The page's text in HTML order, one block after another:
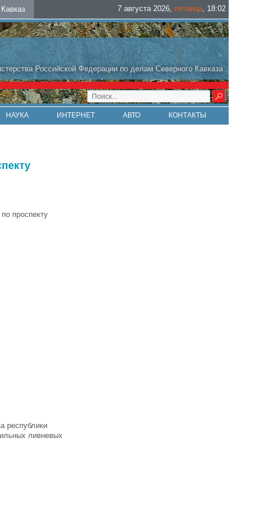
Кавказ 7 августа 2026, пятница, 18:02
Российской Федерации по делам Северного Кавказа
НАУКА ИНТЕРНЕТ АВТО КОНТАКТЫ
проспекту
республики
ливневых